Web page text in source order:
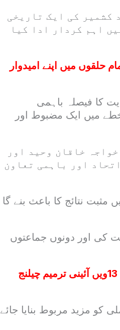
کشمیر کی ایک تاریخی
اہم کردار ادا کیا
حلقوں میں اپنے امیدوار
کا فیصلہ باہمی
میں ایک مضبوط اور
خاقان وحید اور
اور باہمی تعاون
مثبت نتائج کا باعث بنے گا
اور دونوں جماعتوں
فاروق حیدر کو جھٹکا، سردار عتیق خان نے 13ویں آئینی ترمیم چیلنج
کو مزید مربوط بنایا جائے